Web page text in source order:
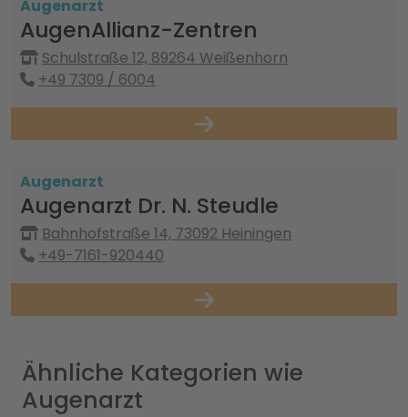
Augenarzt
AugenAllianz-Zentren
Schulstraße 12, 89264 Weißenhorn
+49 7309 / 6004
Augenarzt
Augenarzt Dr. N. Steudle
Bahnhofstraße 14, 73092 Heiningen
+49-7161-920440
Ähnliche Kategorien wie
Augenarzt